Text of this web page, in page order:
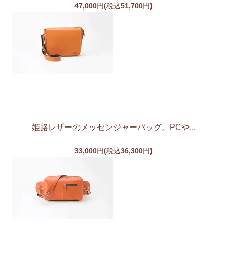
47,000円(税込51,700円)
姫路レザーのメッセンジャーバッグ。PCや...
33,000円(税込36,300円)